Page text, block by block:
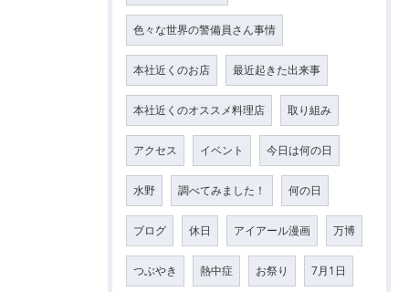
色々な世界の警備員さん事情
本社近くのお店 最近起きた出来事
本社近くのオススメ料理店 取り組み
アクセス イベント 今日は何の日
水野 調べてみました！ 何の日
ブログ 休日 アイアール漫画 万博
つぶやき 熱中症 お祭り 7月1日